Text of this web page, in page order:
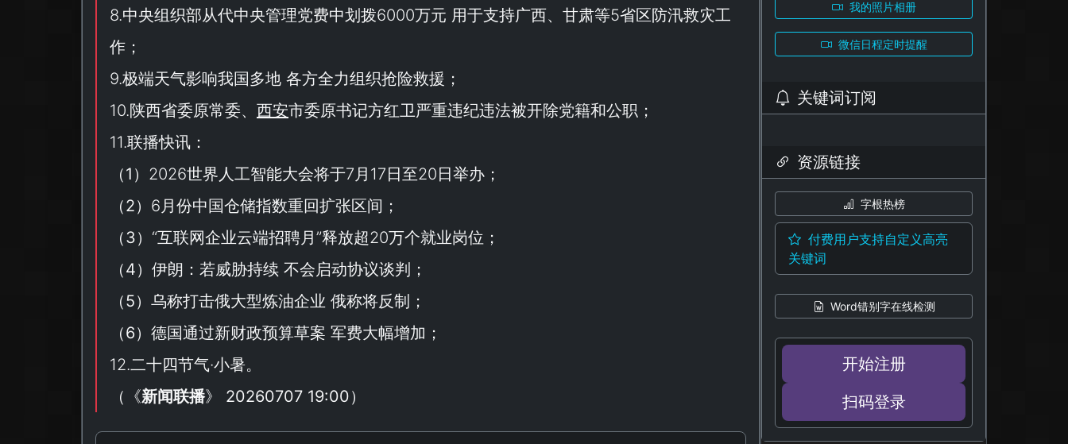
8.中央组织部从代中央管理党费中划拨6000万元 用于支持广西、甘肃等5省区防汛救灾工
作；
9.极端天气影响我国多地 各方全力组织抢险救援；
10.陕西省委原常委、 西安市委原书记方红卫严重违纪违法被开除党籍和公职；
11.联播快讯：
（1 ）2026世界人工智能大会将于7月17日至20日举办；
（2）6月份中国仓储指数重回扩张区间；
（3）“互联网企业云端招聘月”释放超20万个就业岗位；
（4）伊朗：若威胁持续 不会启动协议谈判；
（5）乌称打击俄大型炼油企业 俄称将反制；
（6）德国通过新财政预算草案 军费大幅增加；
12.二十四节气·小暑。
（ 《新闻联播》 20260707 19:00）
我的照片相册
微信日程定时提醒
关键词订阅
资源链接
字根热榜
付费用户支持自定义高亮
关键词
Word错别字在线检测
开始注册
扫码登录